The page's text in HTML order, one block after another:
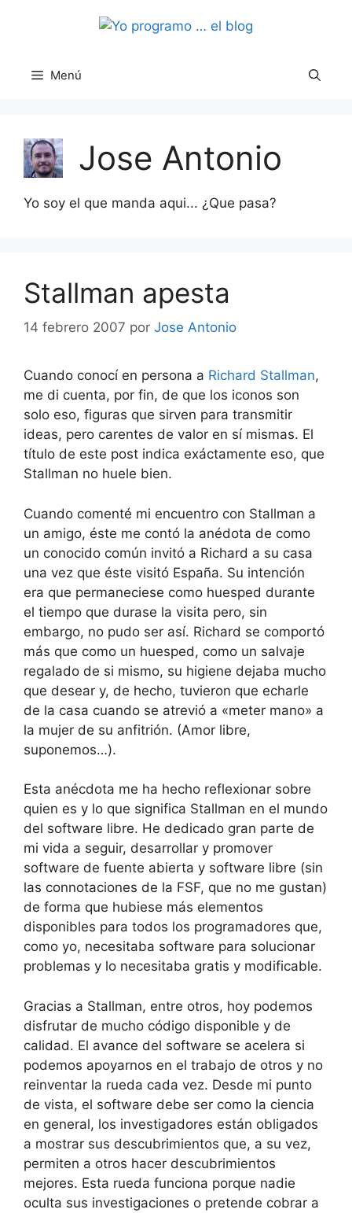
Menú
Jose Antonio
Yo soy el que manda aqui... ¿Que pasa?
Stallman apesta
14 febrero 2007 por Jose Antonio
Cuando conocí en persona a Richard Stallman,
me di cuenta, por fin, de que los iconos son
solo eso, figuras que sirven para transmitir
ideas, pero carentes de valor en sí mismas. El
título de este post indica exáctamente eso, que
Stallman no huele bien.
Cuando comenté mi encuentro con Stallman a
un amigo, éste me contó la anédota de como
un conocido común invitó a Richard a su casa
una vez que éste visitó España. Su intención
era que permaneciese como huesped durante
el tiempo que durase la visita pero, sin
embargo, no pudo ser así. Richard se comportó
más que como un huesped, como un salvaje
regalado de si mismo, su higiene dejaba mucho
que desear y, de hecho, tuvieron que echarle
de la casa cuando se atrevió a «meter mano» a
la mujer de su anfitrión. (Amor libre,
suponemos…).
Esta anécdota me ha hecho reflexionar sobre
quien es y lo que significa Stallman en el mundo
del software libre. He dedicado gran parte de
mi vida a seguir, desarrollar y promover
software de fuente abierta y software libre (sin
las connotaciones de la FSF, que no me gustan)
de forma que hubiese más elementos
disponibles para todos los programadores que,
como yo, necesitaba software para solucionar
problemas y lo necesitaba gratis y modificable.
Gracias a Stallman, entre otros, hoy podemos
disfrutar de mucho código disponible y de
calidad. El avance del software se acelera si
podemos apoyarnos en el trabajo de otros y no
reinventar la rueda cada vez. Desde mi punto
de vista, el software debe ser como la ciencia
en general, los investigadores están obligados
a mostrar sus descubrimientos que, a su vez,
permiten a otros hacer descubrimientos
mejores. Esta rueda funciona porque nadie
oculta sus investigaciones o pretende cobrar a